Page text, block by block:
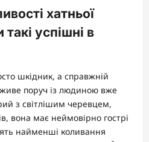
хатньої
успішні в
шкідник, а справжній
поруч із людиною вже
з світлішим черевцем,
вона має неймовірно гострі
найменші коливання